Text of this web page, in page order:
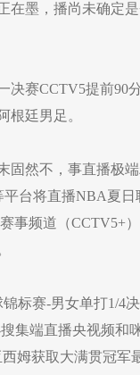
在墨，播尚未确定
赛CCTV5提前90
根廷男足。
然不，事直播极端
台将直播NBA夏
事频道（CCTV5+
标赛-男女单打1/4
集端直播央视频和
姆获取大满贯冠军